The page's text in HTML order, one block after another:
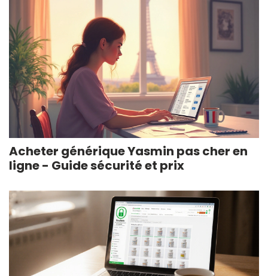
Acheter générique Yasmin pas cher en
ligne - Guide sécurité et prix